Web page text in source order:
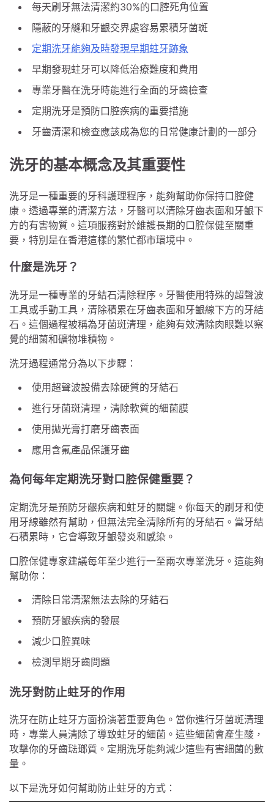
每天刷牙無法清潔約30%的口腔死角位置
隱蔽的牙縫和牙齦交界處容易累積牙菌斑
定期洗牙能夠及時發現早期蛀牙跡象
早期發現蛀牙可以降低治療難度和費用
專業牙醫在洗牙時能進行全面的牙齒檢查
定期洗牙是預防口腔疾病的重要措施
牙齒清潔和檢查應該成為您的日常健康計劃的一部分
洗牙的基本概念及其重要性
洗牙是一種重要的牙科護理程序，能夠幫助你保持口腔健
康。透過專業的清潔方法，牙醫可以清除牙齒表面和牙齦下
方的有害物質。這項服務對於維護長期的口腔保健至關重
要，特別是在香港這樣的繁忙都市環境中。
什麼是洗牙？
洗牙是一種專業的牙結石清除程序。牙醫使用特殊的超聲波
工具或手動工具，清除積累在牙齒表面和牙齦線下方的牙結
石。這個過程被稱為牙菌斑清理，能夠有效清除肉眼難以察
覺的細菌和礦物堆積物。
洗牙過程通常分為以下步驟：
使用超聲波設備去除硬質的牙結石
進行牙菌斑清理，清除軟質的細菌膜
使用拋光膏打磨牙齒表面
應用含氟產品保護牙齒
為何每年定期洗牙對口腔保健重要？
定期洗牙是預防牙齦疾病和蛀牙的關鍵。你每天的刷牙和使
用牙線雖然有幫助，但無法完全清除所有的牙結石。當牙結
石積累時，它會導致牙齦發炎和感染。
口腔保健專家建議每年至少進行一至兩次專業洗牙。這能夠
幫助你：
清除日常清潔無法去除的牙結石
預防牙齦疾病的發展
減少口腔異味
檢測早期牙齒問題
洗牙對防止蛀牙的作用
洗牙在防止蛀牙方面扮演著重要角色。當你進行牙菌斑清理
時，專業人員清除了導致蛀牙的細菌。這些細菌會產生酸，
攻擊你的牙齒琺瑯質。定期洗牙能夠減少這些有害細菌的數
量。
以下是洗牙如何幫助防止蛀牙的方式：